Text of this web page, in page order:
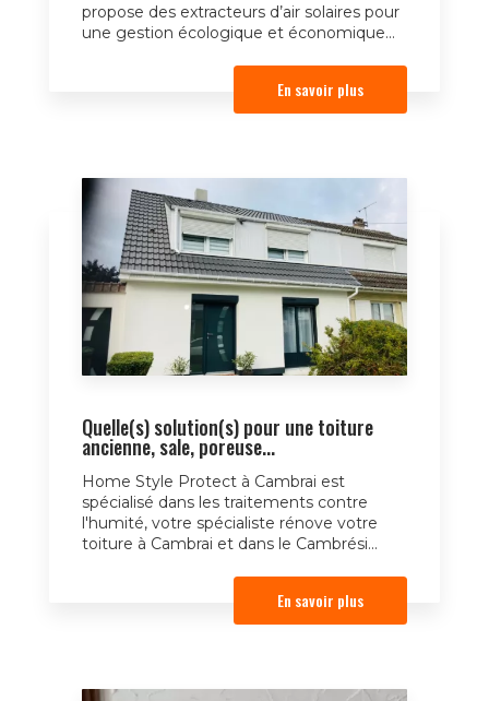
propose des extracteurs d’air solaires pour
une gestion écologique et économique...
En savoir plus
Quelle(s) solution(s) pour une toiture
ancienne, sale, poreuse...
Home Style Protect à Cambrai est
spécialisé dans les traitements contre
l'humité, votre spécialiste rénove votre
toiture à Cambrai et dans le Cambrési...
En savoir plus